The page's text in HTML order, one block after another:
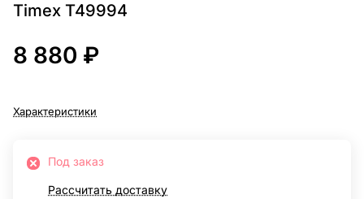
Timex T49994
8 880 ₽
Характеристики
Под заказ
Рассчитать доставку